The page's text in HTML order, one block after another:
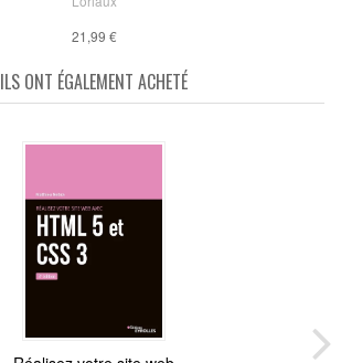
21,99 €
ILS ONT ÉGALEMENT ACHETÉ